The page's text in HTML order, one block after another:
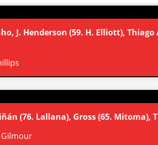
Henderson (59. H. Elliott), Thiago
(76. Lallana), Gross (65. Mitoma),
Gilmour